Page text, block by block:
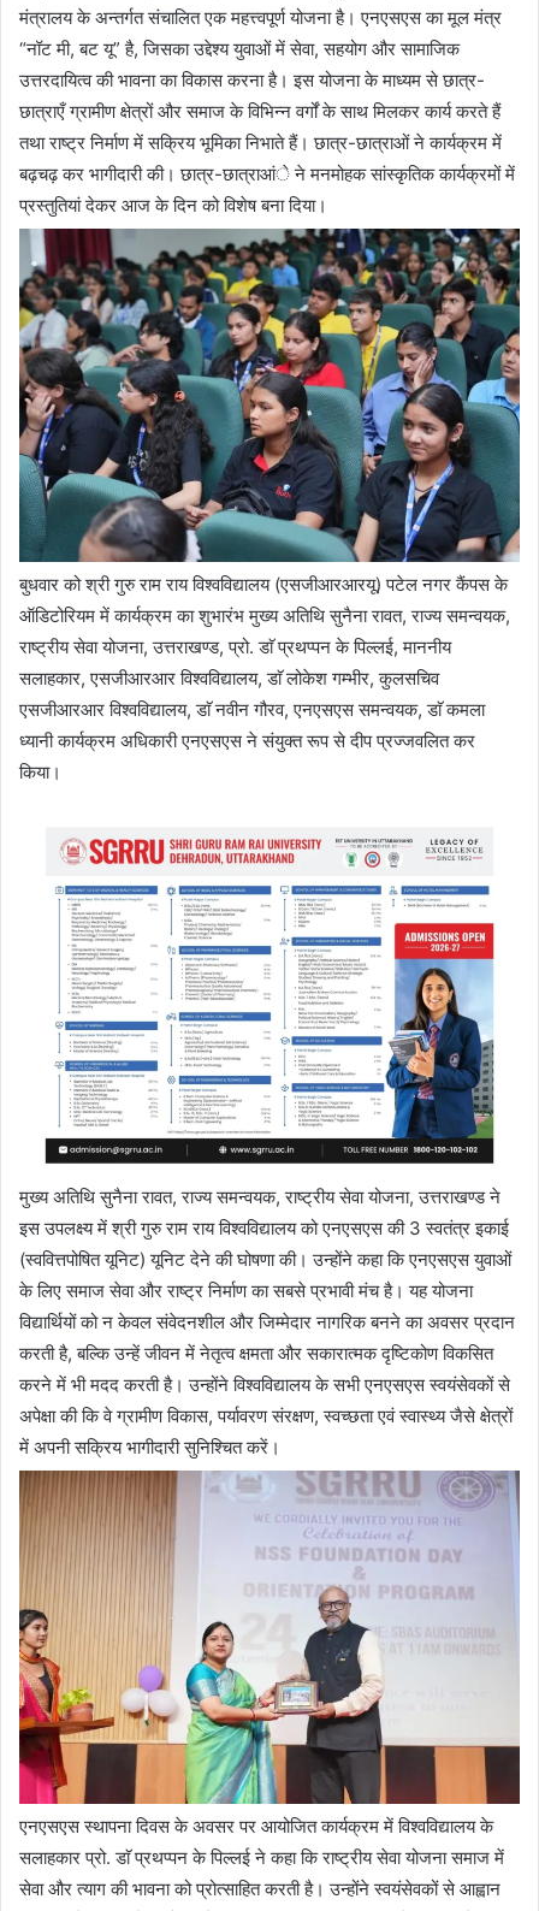
मंत्रालय के अन्तर्गत संचालित एक महत्त्वपूर्ण योजना है। एनएसएस का मूल मंत्र
“नॉट मी, बट यू” है, जिसका उद्देश्य युवाओं में सेवा, सहयोग और सामाजिक
उत्तरदायित्व की भावना का विकास करना है। इस योजना के माध्यम से छात्र-
छात्राएँ ग्रामीण क्षेत्रों और समाज के विभिन्न वर्गों के साथ मिलकर कार्य करते हैं
तथा राष्ट्र निर्माण में सक्रिय भूमिका निभाते हैं। छात्र-छात्राओं ने कार्यक्रम में
बढ़चढ़ कर भागीदारी की। छात्र-छात्राआंे ने मनमोहक सांस्कृतिक कार्यक्रमों में
प्रस्तुतियां देकर आज के दिन को विशेष बना दिया।
बुधवार को श्री गुरु राम राय विश्वविद्यालय (एसजीआरआरयू) पटेल नगर कैंपस के
ऑडिटोरियम में कार्यक्रम का शुभारंभ मुख्य अतिथि सुनैना रावत, राज्य समन्वयक,
राष्ट्रीय सेवा योजना, उत्तराखण्ड, प्रो. डाॅ प्रथप्पन के पिल्लई, माननीय
सलाहकार, एसजीआरआर विश्वविद्यालय, डाॅ लोकेश गम्भीर, कुलसचिव
एसजीआरआर विश्वविद्यालय, डाॅ नवीन गौरव, एनएसएस समन्वयक, डाॅ कमला
ध्यानी कार्यक्रम अधिकारी एनएसएस ने संयुक्त रूप से दीप प्रज्जवलित कर
किया।
मुख्य अतिथि सुनैना रावत, राज्य समन्वयक, राष्ट्रीय सेवा योजना, उत्तराखण्ड ने
इस उपलक्ष्य में श्री गुरु राम राय विश्वविद्यालय को एनएसएस की 3 स्वतंत्र इकाई
(स्ववित्तपोषित यूनिट) यूनिट देने की घोषणा की। उन्होंने कहा कि एनएसएस युवाओं
के लिए समाज सेवा और राष्ट्र निर्माण का सबसे प्रभावी मंच है। यह योजना
विद्यार्थियों को न केवल संवेदनशील और जिम्मेदार नागरिक बनने का अवसर प्रदान
करती है, बल्कि उन्हें जीवन में नेतृत्व क्षमता और सकारात्मक दृष्टिकोण विकसित
करने में भी मदद करती है। उन्होंने विश्वविद्यालय के सभी एनएसएस स्वयंसेवकों से
अपेक्षा की कि वे ग्रामीण विकास, पर्यावरण संरक्षण, स्वच्छता एवं स्वास्थ्य जैसे क्षेत्रों
में अपनी सक्रिय भागीदारी सुनिश्चित करें।
एनएसएस स्थापना दिवस के अवसर पर आयोजित कार्यक्रम में विश्वविद्यालय के
सलाहकार प्रो. डाॅ प्रथप्पन के पिल्लई ने कहा कि राष्ट्रीय सेवा योजना समाज में
सेवा और त्याग की भावना को प्रोत्साहित करती है। उन्होंने स्वयंसेवकों से आह्वान